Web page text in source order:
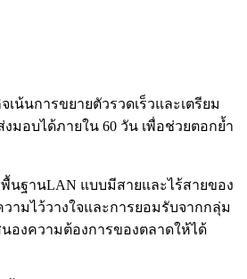
น้นการขยายตัวรวดเร็วและเตรียม
อบได้ภายใน 60 วัน เพื่อช่วยตอกย้ำ
พื้นฐานLAN แบบมีสายและไร้สายของ
มไว้วางใจและการยอมรับจากกลุ่ม
องความต้องการของตลาดให้ได้